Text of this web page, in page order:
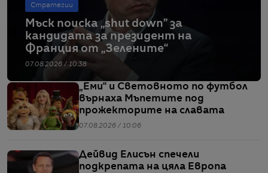
Стратегии
Мъск поиска „shut down” за
кандидата за президент на
Франция от „Зелените“
07.08.2026 / 10:38
„Еми“ и Световното по футбол
върнаха Мъпетите под
прожекторите на славата
07.08.2026 / 10:06
Дейвид Елисън спечели
подкрепата на цяла Европа